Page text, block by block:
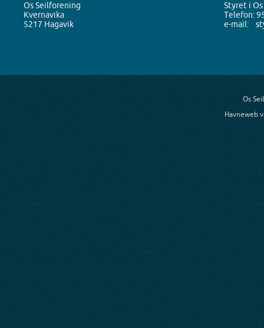
Os Seilforening
Kvernavika
5217 Hagavik
Styret i
Telefon:
e-mail:
Os
Havneweb